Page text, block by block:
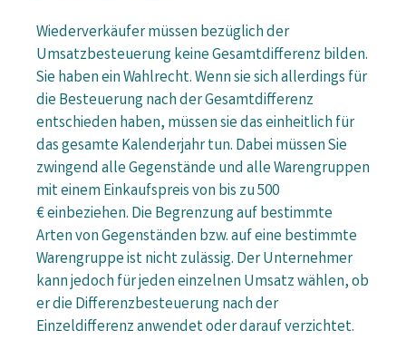
Wiederverkäufer müssen bezüglich der
Umsatzbesteuerung keine Gesamtdifferenz bilden.
Sie haben ein Wahlrecht. Wenn sie sich allerdings für
die Besteuerung nach der Gesamtdifferenz
entschieden haben, müssen sie das einheitlich für
das gesamte Kalenderjahr tun. Dabei müssen Sie
zwingend alle Gegenstände und alle Warengruppen
mit einem Einkaufspreis von bis zu 500
€ einbeziehen. Die Begrenzung auf bestimmte
Arten von Gegenständen bzw. auf eine bestimmte
Warengruppe ist nicht zulässig. Der Unternehmer
kann jedoch für jeden einzelnen Umsatz wählen, ob
er die Differenzbesteuerung nach der
Einzeldifferenz anwendet oder darauf verzichtet.